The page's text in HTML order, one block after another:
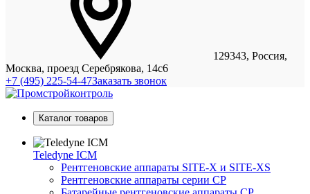
129343, Россия,
Москва, проезд Серебрякова, 14с6
+7 (495) 225-54-47Заказать звонок
Каталог товаров
Teledyne ICM
Рентгеновские аппараты SITE-X и SITE-XS
Рентгеновские аппараты серии CP